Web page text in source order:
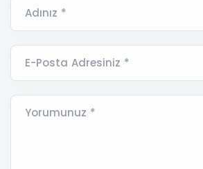
Adınız *
E-Posta Adresiniz *
Yorumunuz *